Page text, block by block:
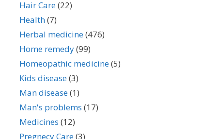
Hair Care(22)
Health(7)
Herbal medicine(476)
Home remedy(99)
Homeopathic medicine(5)
Kids disease(3)
Man disease(1)
Man's problems (17)
Medicines (12)
Pregnecy Care(3)